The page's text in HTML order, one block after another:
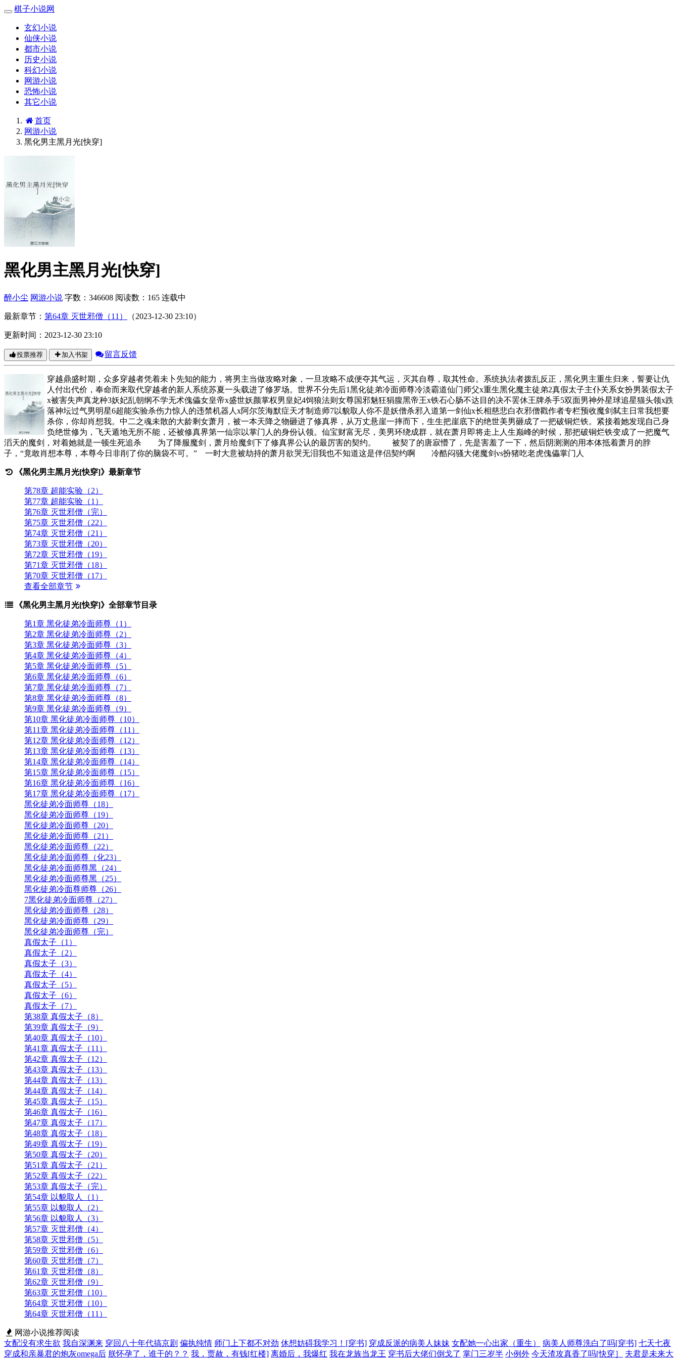
棋子小说网
玄幻小说
仙侠小说
都市小说
历史小说
科幻小说
网游小说
恐怖小说
其它小说
首页
网游小说
黑化男主黑月光[快穿]
黑化男主黑月光[快穿]
醉小尘 网游小说 字数：346608 阅读数：165 连载中
最新章节： 第64章 灭世邪僧（11） （2023-12-30 23:10）
更新时间：2023-12-30 23:10
投票推荐 加入书架 留言反馈
穿越鼎盛时期，众多穿越者凭着未卜先知的能力，将男主当做攻略对象，一旦攻略不成便夺其气运，灭其自尊，取其性命。系统执法者拨乱反正，黑化男主重生归来，誓要让仇
人付出代价，奉命而来取代穿越者的新人系统苏夏一头载进了修罗场。世界不分先后1黑化徒弟冷面师尊冷淡霸道仙门师父x重生黑化魔主徒弟2真假太子主仆关系女扮男装假太子
x被害失声真龙种3妖妃乱朝纲不学无术傀儡女皇帝x盛世妖颜掌权男皇妃4饲狼法则女尊国邪魅狂狷腹黑帝王x铁石心肠不达目的决不罢休王牌杀手5双面男神外星球追星猫头领x跌
落神坛过气男明星6超能实验杀伤力惊人的违禁机器人x阿尔茨海默症天才制造师7以貌取人你不是妖僧杀邪入道第一剑仙x长相慈悲白衣邪僧戳作者专栏预收魔剑弑主日常我想要
杀你，你却肖想我。中二之魂未散的大龄剩女萧月，被一本天降之物砸进了修真界，从万丈悬崖一摔而下，生生把崖底下的绝世美男砸成了一把破铜烂铁。紧接着她发现自己身
负绝世修为，飞天遁地无所不能，还被修真界第一仙宗以掌门人的身份认领。仙宝财富无尽，美男环绕成群，就在萧月即将走上人生巅峰的时候，那把破铜烂铁变成了一把魔气
滔天的魔剑，对着她就是一顿生死追杀 为了降服魔剑，萧月给魔剑下了修真界公认的最厉害的契约。 被契了的唐寂懵了，先是害羞了一下，然后阴测测的用本体抵着萧月的脖
子，“竟敢肖想本尊，本尊今日非削了你的脑袋不可。” 一时大意被劫持的萧月欲哭无泪我也不知道这是伴侣契约啊 冷酷闷骚大佬魔剑vs扮猪吃老虎傀儡掌门人
《黑化男主黑月光[快穿]》最新章节
第78章 超能实验（2）
第77章 超能实验（1）
第76章 灭世邪僧（完）
第75章 灭世邪僧（22）
第74章 灭世邪僧（21）
第73章 灭世邪僧（20）
第72章 灭世邪僧（19）
第71章 灭世邪僧（18）
第70章 灭世邪僧（17）
查看全部章节
《黑化男主黑月光[快穿]》全部章节目录
第1章 黑化徒弟冷面师尊（1）
第2章 黑化徒弟冷面师尊（2）
第3章 黑化徒弟冷面师尊（3）
第4章 黑化徒弟冷面师尊（4）
第5章 黑化徒弟冷面师尊（5）
第6章 黑化徒弟冷面师尊（6）
第7章 黑化徒弟冷面师尊（7）
第8章 黑化徒弟冷面师尊（8）
第9章 黑化徒弟冷面师尊（9）
第10章 黑化徒弟冷面师尊（10）
第11章 黑化徒弟冷面师尊（11）
第12章 黑化徒弟冷面师尊（12）
第13章 黑化徒弟冷面师尊（13）
第14章 黑化徒弟冷面师尊（14）
第15章 黑化徒弟冷面师尊（15）
第16章 黑化徒弟冷面师尊（16）
第17章 黑化徒弟冷面师尊（17）
黑化徒弟冷面师尊（18）
黑化徒弟冷面师尊（19）
黑化徒弟冷面师尊（20）
黑化徒弟冷面师尊（21）
黑化徒弟冷面师尊（22）
黑化徒弟冷面师尊（化23）
黑化徒弟冷面师尊黑（24）
黑化徒弟冷面师尊黑（25）
黑化徒弟冷面尊师尊（26）
7黑化徒弟冷面师尊（27）
黑化徒弟冷面师尊（28）
黑化徒弟冷面师尊（29）
黑化徒弟冷面师尊（完）
真假太子（1）
真假太子（2）
真假太子（3）
真假太子（4）
真假太子（5）
真假太子（6）
真假太子（7）
第38章 真假太子（8）
第39章 真假太子（9）
第40章 真假太子（10）
第41章 真假太子（11）
第42章 真假太子（12）
第43章 真假太子（13）
第44章 真假太子（13）
第44章 真假太子（14）
第45章 真假太子（15）
第46章 真假太子（16）
第47章 真假太子（17）
第48章 真假太子（18）
第49章 真假太子（19）
第50章 真假太子（20）
第51章 真假太子（21）
第52章 真假太子（22）
第53章 真假太子（完）
第54章 以貌取人（1）
第55章 以貌取人（2）
第56章 以貌取人（3）
第57章 灭世邪僧（4）
第58章 灭世邪僧（5）
第59章 灭世邪僧（6）
第60章 灭世邪僧（7）
第61章 灭世邪僧（8）
第62章 灭世邪僧（9）
第63章 灭世邪僧（10）
第64章 灭世邪僧（10）
第64章 灭世邪僧（11）
网游小说推荐阅读
女配没有求生欲 我自深渊来 穿回八十年代搞京剧 偏执纯情 师门上下都不对劲 休想妨碍我学习！[穿书] 穿成反派的病美人妹妹 女配她一心出家（重生） 病美人师尊洗白了吗[穿书] 七天七夜
穿成和亲暴君的炮灰omega后 朕怀孕了，谁干的？？ 我，贾赦，有钱[红楼] 离婚后，我爆红 我在龙族当龙王 穿书后大佬们倒戈了 掌门三岁半 小例外 今天渣攻真香了吗[快穿］ 夫君是未来大